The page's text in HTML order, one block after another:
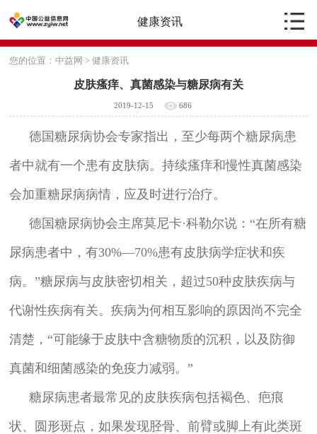
健康资讯
您的位置：中益网 >健康资讯
皮肤瘙痒、真菌感染与糖尿病有关
2019-12-15 686
德国糖尿病协会专家指出，至少每两个糖尿病患
者中就有一个患有皮肤病。持续瘙痒和慢性真菌感染
会加重糖尿病病情，应及时进行治疗。
德国糖尿病协会主席莫尼卡·科勒尔说：“在所有糖
尿病患者中，有30%—70%患有皮肤病学症状和疾
病。”糖尿病与皮肤密切相关，超过50种皮肤疾病与
代谢性疾病有关。疾病为何相互影响的原因尚不完全
清楚，“可能缘于皮肤中含糖物质的沉积，以及防御
真菌和细菌感染的免疫力减弱。”
糖尿病患者最常见的皮肤疾病包括褐色、疤痕
状、圆形斑点，如果发现胫骨、前臂或脚上有此类斑